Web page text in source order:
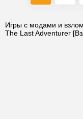
Игры с модами и
The Last Adventurer